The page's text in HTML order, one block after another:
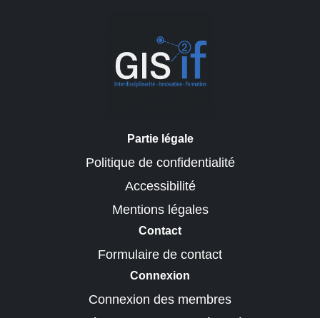
Partie légale
Politique de confidentialité
Accessibilité
Mentions légales
Contact
Formulaire de contact
Connexion
Connexion des membres